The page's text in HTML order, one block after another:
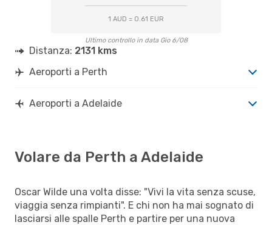
1 AUD = 0.61 EUR
Ultimo controllo in data Gio 6/08
Distanza: 2131 kms
Aeroporti a Perth
Aeroporti a Adelaide
Volare da Perth a Adelaide
Oscar Wilde una volta disse: "Vivi la vita senza scuse,
viaggia senza rimpianti". E chi non ha mai sognato di
lasciarsi alle spalle Perth e partire per una nuova